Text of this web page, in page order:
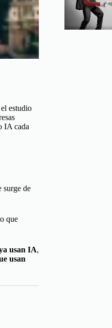
estudio
IA cada
surge de
que
usan IA,
usan